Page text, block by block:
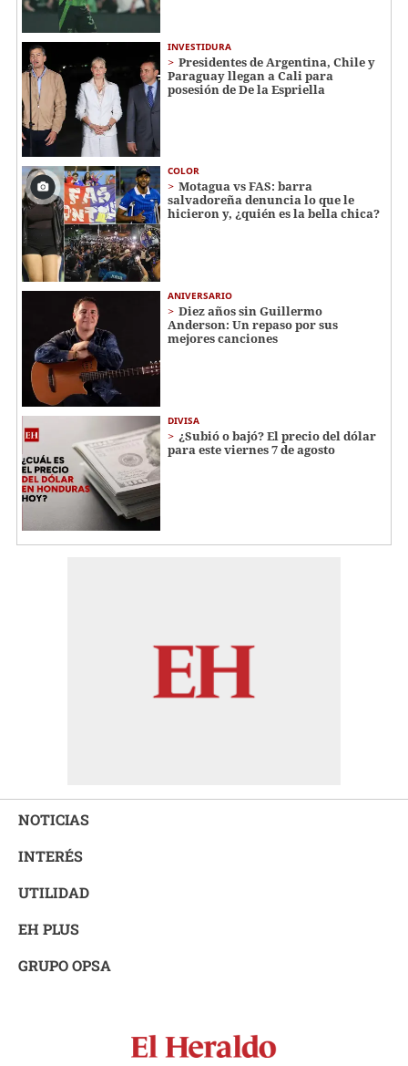
INVESTIDURA
Presidentes de Argentina, Chile y
Paraguay llegan a Cali para
posesión de De la Espriella
COLOR
Motagua vs FAS: barra
salvadoreña denuncia lo que le
hicieron y, ¿quién es la bella chica?
ANIVERSARIO
Diez años sin Guillermo
Anderson: Un repaso por sus
mejores canciones
DIVISA
¿Subió o bajó? El precio del dólar
para este viernes 7 de agosto
NOTICIAS
INTERÉS
UTILIDAD
EH PLUS
GRUPO OPSA